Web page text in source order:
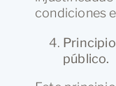
condiciones
público.